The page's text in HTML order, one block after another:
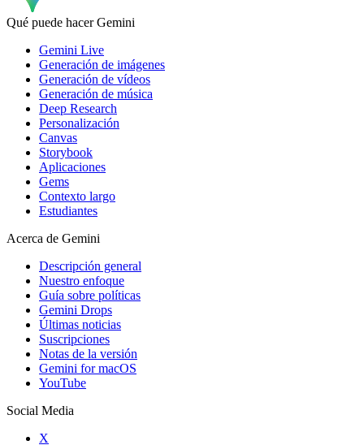
Qué puede hacer Gemini
Gemini Live
Generación de imágenes
Generación de vídeos
Generación de música
Deep Research
Personalización
Canvas
Storybook
Aplicaciones
Gems
Contexto largo
Estudiantes
Acerca de Gemini
Descripción general
Nuestro enfoque
Guía sobre políticas
Gemini Drops
Últimas noticias
Suscripciones
Notas de la versión
Gemini for macOS
YouTube
Social Media
X